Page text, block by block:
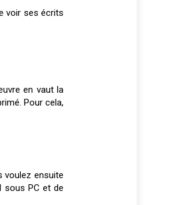
voir ses écrits
en vaut la
Pour cela,
voulez ensuite
sous PC et de